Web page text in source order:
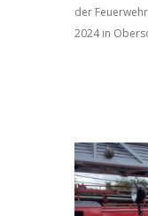
der
2024 in